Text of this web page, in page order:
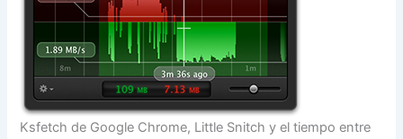
Ksfetch de Google Chrome, Little Snitch y el tiempo entre